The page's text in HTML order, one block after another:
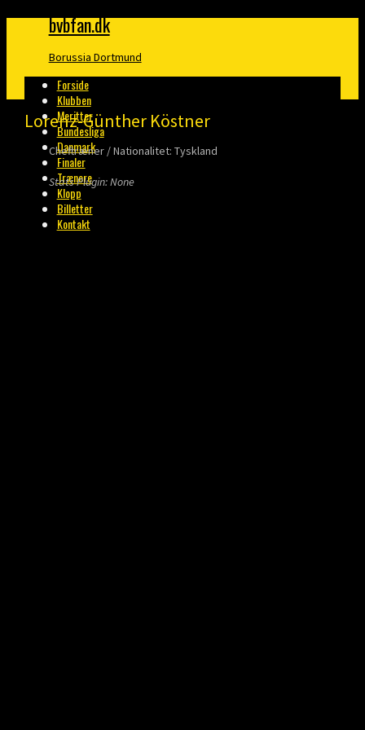
bvbfan.dk
Borussia Dortmund
Forside
Klubben
Meritter
Bundesliga
Danmark
Finaler
Trænere
Klopp
Billetter
Kontakt
Lorenz-Günther Köstner
Cheftræner / Nationalitet: Tyskland
Stats Plugin: None